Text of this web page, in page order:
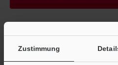
Zustimmung